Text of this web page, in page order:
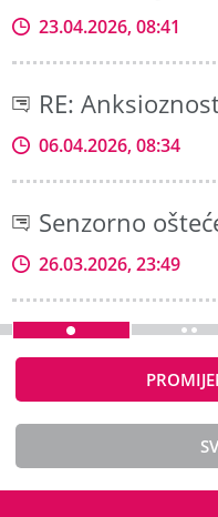
23.04.2026, 08:41
RE:
06.04.2026, 08:34
Senzorno
26.03.2026, 23:49